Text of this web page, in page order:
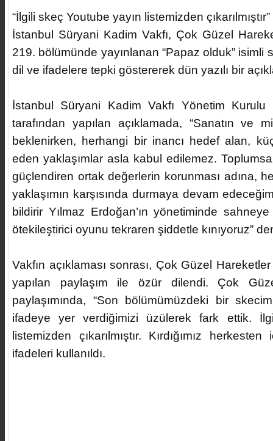
“İlgili skeç Youtube yayın listemizden çıkarılmıştır”
İstanbul Süryani Kadim Vakfı, Çok Güzel
219. bölümünde yayınlanan “Papaz olduk” isimli
dil ve ifadelere tepki göstererek dün yazılı bir
İstanbul Süryani Kadim Vakfı Yönetim Kurulu
tarafından yapılan açıklamada, “Sanatın ve
beklenirken, herhangi bir inancı hedef alan,
eden yaklaşımlar asla kabul edilemez.
güçlendiren ortak değerlerin korunması adına,
yaklaşımın karşısında durmaya devam
bildirir Yılmaz Erdoğan’ın yönetiminde
ötekileştirici oyunu tekraren şiddetle kınıyoruz”
Vakfın açıklaması sonrası, Çok Güzel
yapılan paylaşım ile özür dilendi. Çok
paylaşımında, “Son bölümümüzdeki bir
ifadeye yer verdiğimizi üzülerek fark ettik.
listemizden çıkarılmıştır. Kırdığımız
ifadeleri kullanıldı.